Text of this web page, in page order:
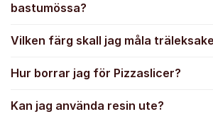
bastumössa?
Vilken färg skall jag måla
Hur borrar jag för Pizzaslicer?
Kan jag använda resin ute?